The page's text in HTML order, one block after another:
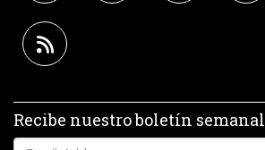
Recibe nuestro boletín semanal